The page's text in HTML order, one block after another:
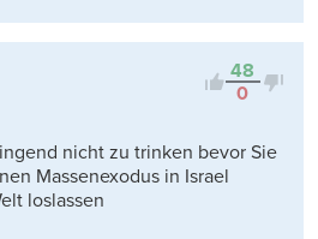
48
0
nicht zu trinken bevor Sie
Massenexodus in Israel
loslassen